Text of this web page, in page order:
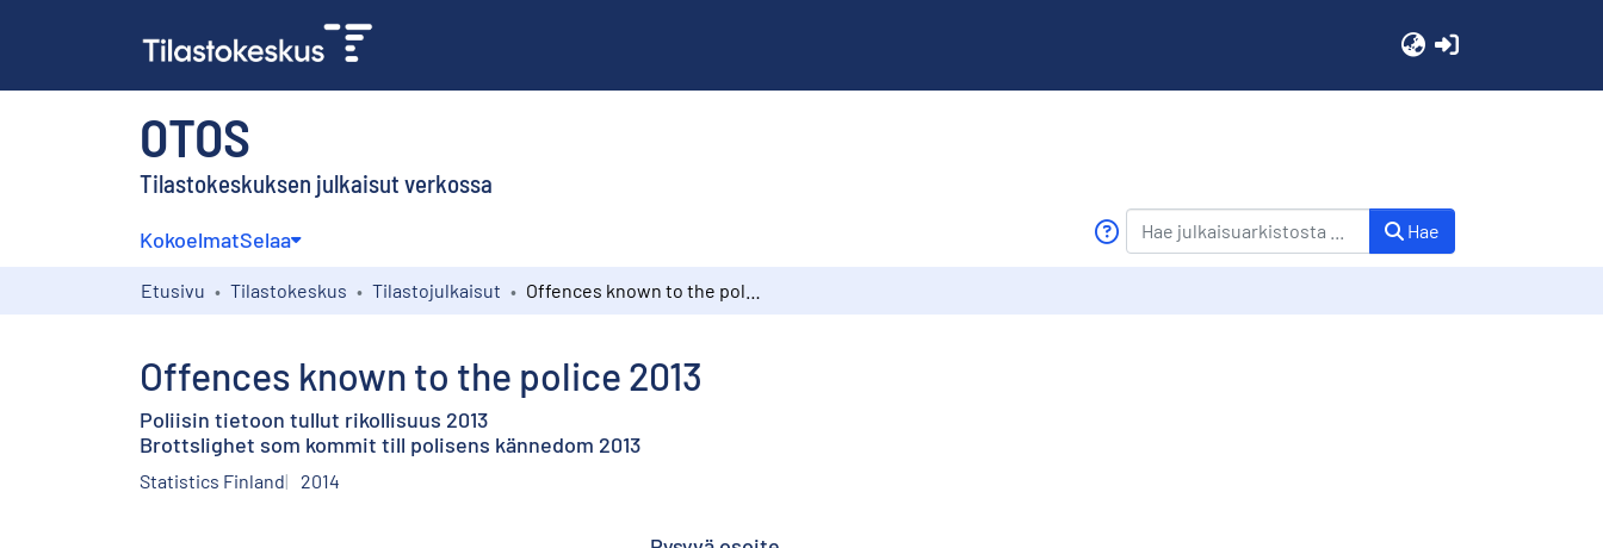
OTOS
Tilastokeskuksen julkaisut verkossa
KokoelmatSelaa Hae
Etusivu Tilastokeskus Tilastojulkaisut
Offences known to the police 2013
Poliisin tietoon tullut rikollisuus 2013
Brottslighet som kommit till polisens kännedom 2013
Statistics Finland 2014